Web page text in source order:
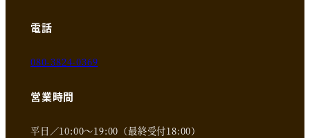
電話
080-3824-0369
営業時間
平日／10:00～19:00（最終受付18:00）